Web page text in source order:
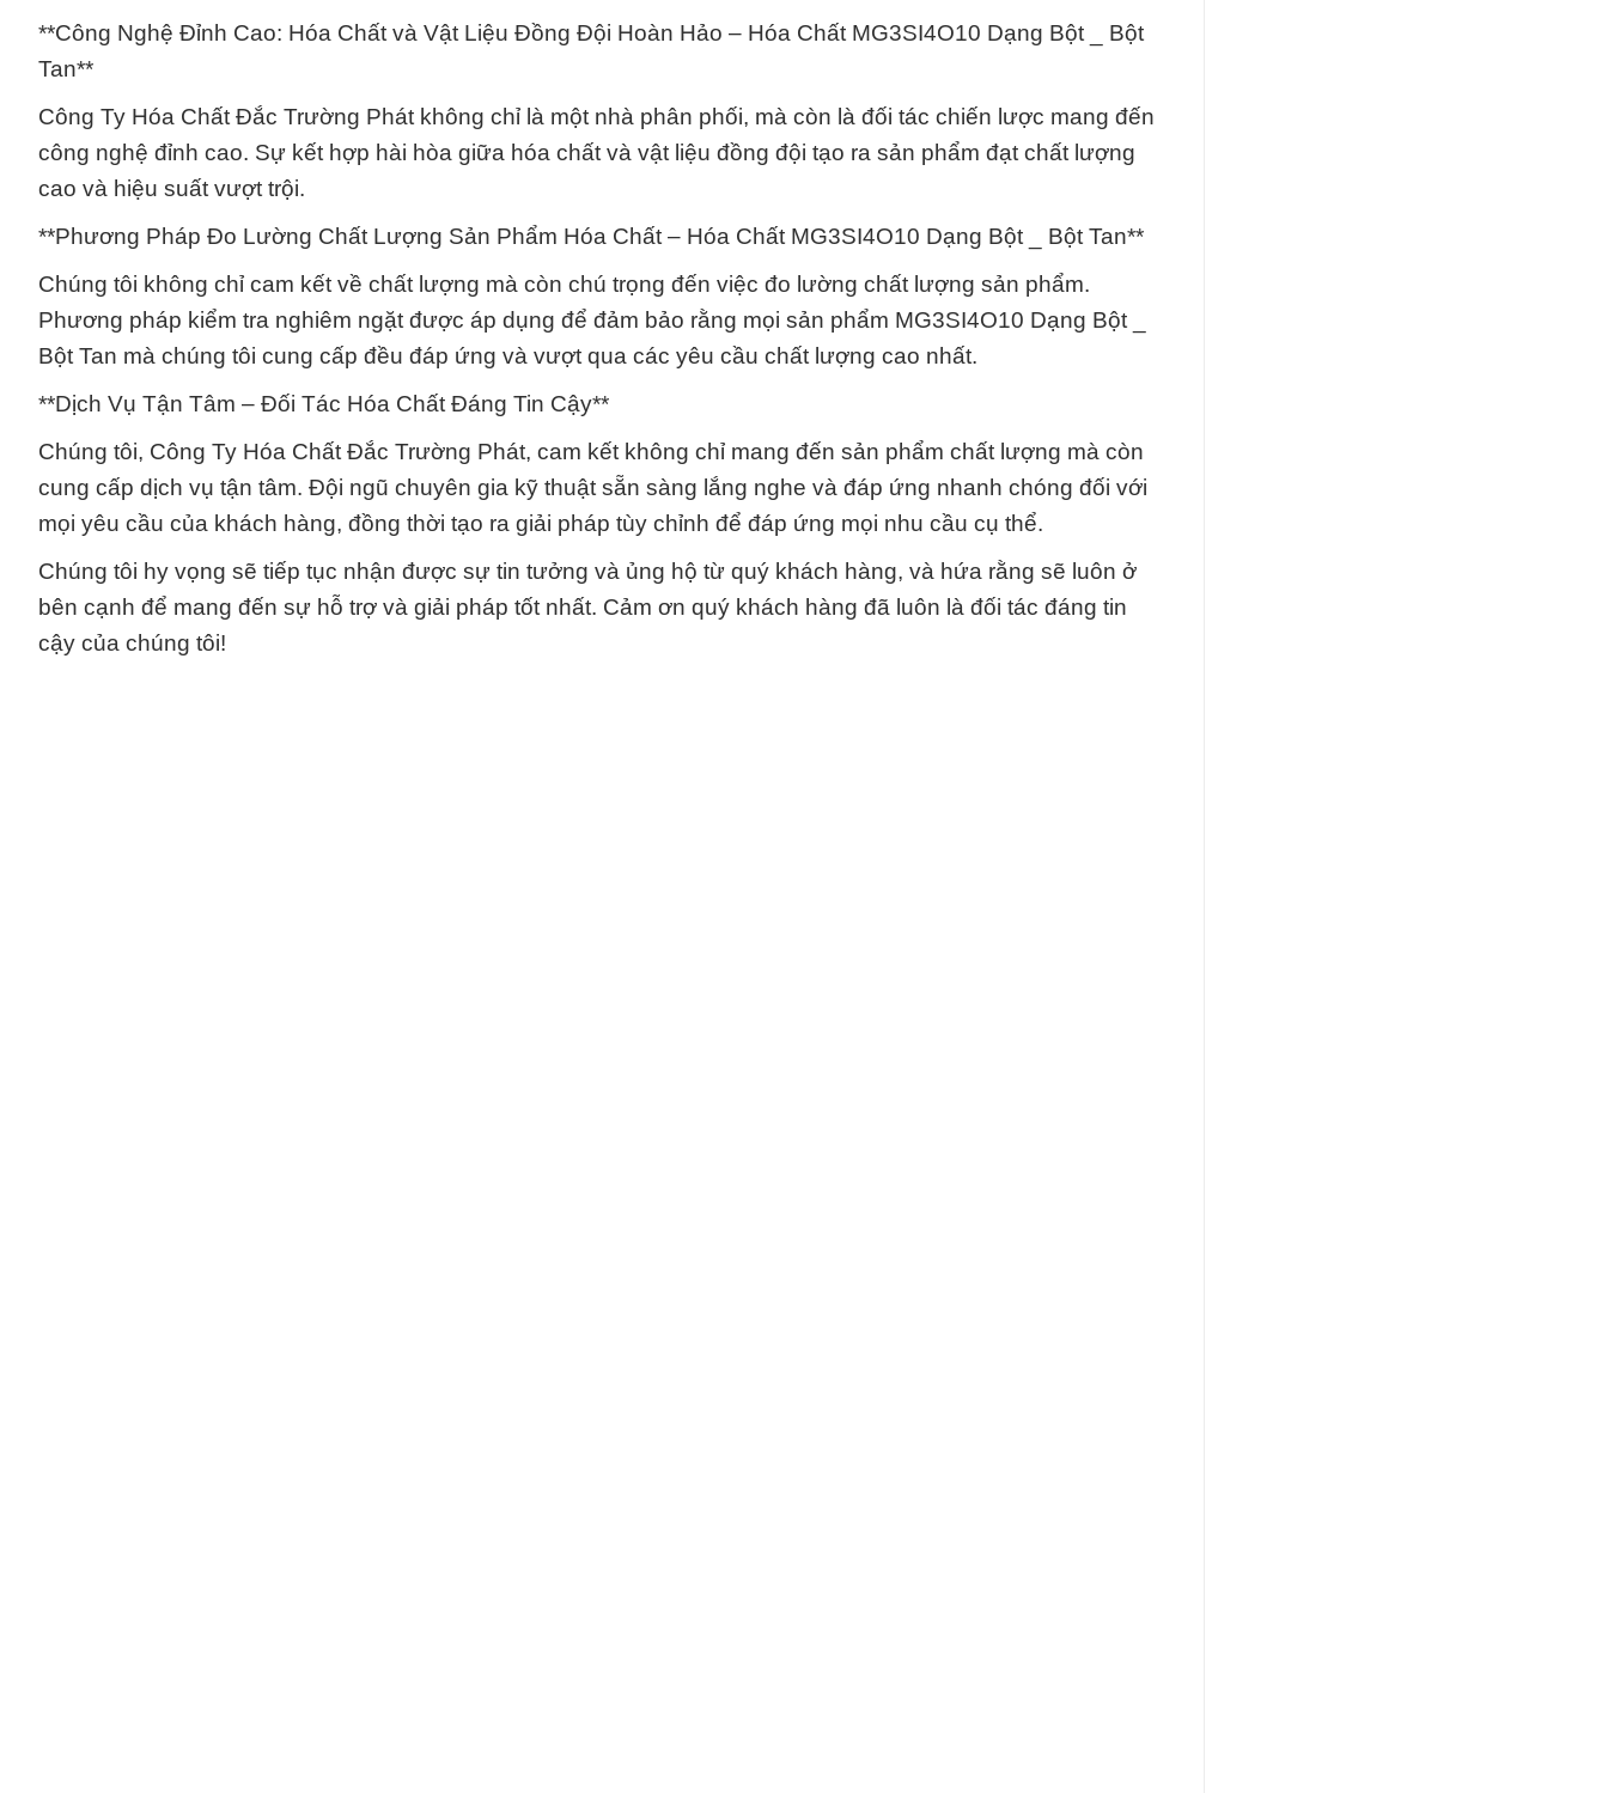
**Công Nghệ Đỉnh Cao: Hóa Chất và Vật Liệu Đồng Đội Hoàn Hảo – Hóa Chất MG3SI4O10 Dạng Bột _ Bột
Tan**
Công Ty Hóa Chất Đắc Trường Phát không chỉ là một nhà phân phối, mà còn là đối tác chiến lược mang đến
công nghệ đỉnh cao. Sự kết hợp hài hòa giữa hóa chất và vật liệu đồng đội tạo ra sản phẩm đạt chất lượng
cao và hiệu suất vượt trội.
**Phương Pháp Đo Lường Chất Lượng Sản Phẩm Hóa Chất – Hóa Chất MG3SI4O10 Dạng Bột _ Bột Tan**
Chúng tôi không chỉ cam kết về chất lượng mà còn chú trọng đến việc đo lường chất lượng sản phẩm.
Phương pháp kiểm tra nghiêm ngặt được áp dụng để đảm bảo rằng mọi sản phẩm MG3SI4O10 Dạng Bột _
Bột Tan mà chúng tôi cung cấp đều đáp ứng và vượt qua các yêu cầu chất lượng cao nhất.
**Dịch Vụ Tận Tâm – Đối Tác Hóa Chất Đáng Tin Cậy**
Chúng tôi, Công Ty Hóa Chất Đắc Trường Phát, cam kết không chỉ mang đến sản phẩm chất lượng mà còn
cung cấp dịch vụ tận tâm. Đội ngũ chuyên gia kỹ thuật sẵn sàng lắng nghe và đáp ứng nhanh chóng đối với
mọi yêu cầu của khách hàng, đồng thời tạo ra giải pháp tùy chỉnh để đáp ứng mọi nhu cầu cụ thể.
Chúng tôi hy vọng sẽ tiếp tục nhận được sự tin tưởng và ủng hộ từ quý khách hàng, và hứa rằng sẽ luôn ở
bên cạnh để mang đến sự hỗ trợ và giải pháp tốt nhất. Cảm ơn quý khách hàng đã luôn là đối tác đáng tin
cậy của chúng tôi!